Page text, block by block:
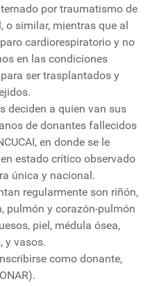
por traumatismo de
o similar, mientras que al
cardiorespiratorio y no
en las condiciones
ser trasplantados y
deciden a quien van sus
de donantes fallecidos
en donde se le
estado crítico observado
única y nacional.
regularmente son riñón,
pulmón y corazón-pulmón
piel, médula ósea,
y vasos.
como donante,